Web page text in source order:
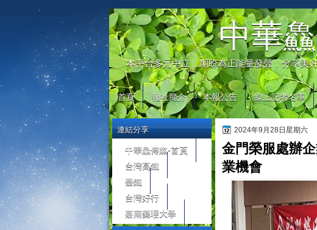
中華
本平台多元中立，期盼為正能量發聲，分享美
首頁 報社簡介 本報公告 線上記者名單
2024年9月28日星期六
金門榮服處辦
業機會
連結分享
中華鱻傳媒-首頁
台灣高鐵
臺鐵
台灣好行
嘉南藥理大學